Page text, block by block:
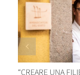
“CREARE UNA